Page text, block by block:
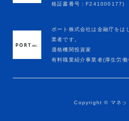
格証書番号：F241000177)
ポート株式会社は金融庁をは
業者です。
適格機関投資家
有料職業紹介事業者(厚生労